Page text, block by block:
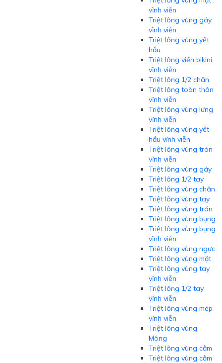
vĩnh viễn
Triệt lông vùng gáy
vĩnh viễn
Triệt lông vùng yết
hầu
Triệt lông viền bikini
vĩnh viễn
Triệt lông 1/2 chân
Triệt lông toàn thân
vĩnh viễn
Triệt lông vùng lưng
vĩnh viễn
Triệt lông vùng yết
hầu vĩnh viễn
Triệt lông vùng trán
vĩnh viễn
Triệt lông vùng gáy
Triệt lông 1/2 tay
Triệt lông vùng chân
Triệt lông vùng tay
Triệt lông vùng trán
Triệt lông vùng bụng
Triệt lông vùng bụng
vĩnh viễn
Triệt lông vùng ngực
Triệt lông vùng mặt
Triệt lông vùng tay
vĩnh viễn
Triệt lông 1/2 tay
vĩnh viễn
Triệt lông vùng mép
vĩnh viễn
Triệt lông vùng
Mông
Triệt lông vùng cằm
Triệt lông vùng cằm